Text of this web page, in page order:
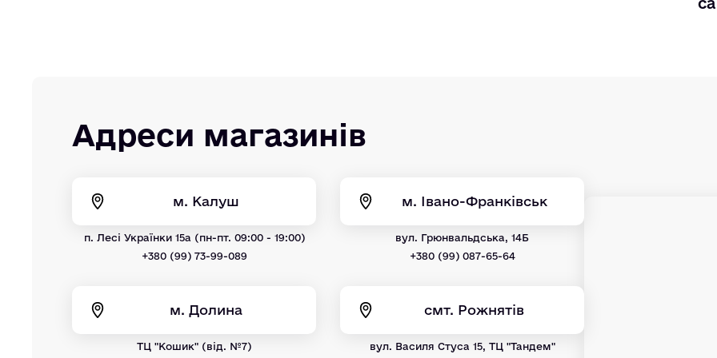
Адреси магазинів
м. Калуш
п. Лесі Українки 15а (пн-пт. 09:00 - 19:00)
+380 (99) 73-99-089
м. Івано-Франківськ
вул. Грюнвальдська, 14Б
+380 (99) 087-65-64
м. Долина
ТЦ "Кошик" (від. №7)
смт. Рожнятів
вул. Василя Стуса 15, ТЦ "Тандем"